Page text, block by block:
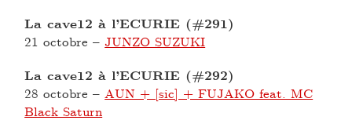
La cave12 à l’ECURIE (#291)
21 octobre –JUNZO SUZUKI
La cave12 à l’ECURIE (#292)
28 octobre –AUN + [sic] + FUJAKO feat. MC
Black Saturn